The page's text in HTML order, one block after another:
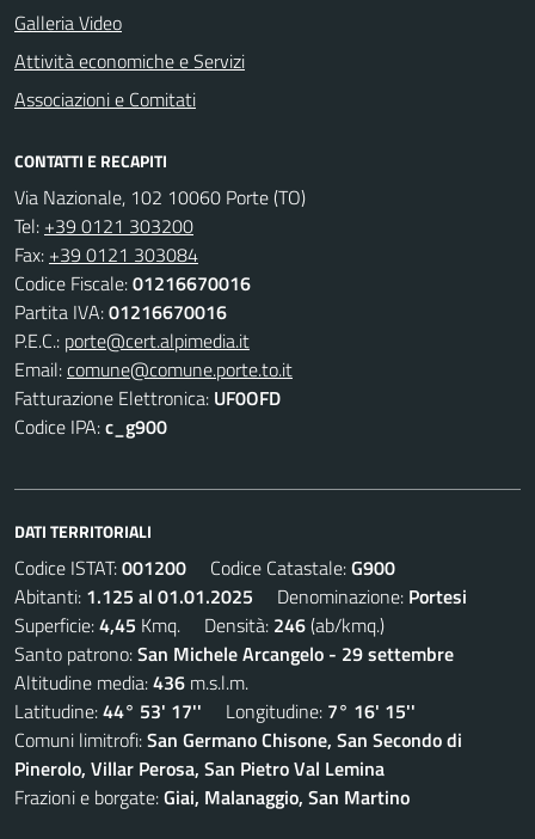
Galleria Video
Attività economiche e Servizi
Associazioni e Comitati
CONTATTI E RECAPITI
Via Nazionale, 102 10060 Porte (TO)
Tel: +39 0121 303200
Fax: +39 0121 303084
Codice Fiscale:01216670016
Partita IVA:01216670016
P.E.C.: porte@cert.alpimedia.it
Email:comune@comune.porte.to.it
Fatturazione Elettronica: UF0OFD
Codice IPA:c_g900
DATI TERRITORIALI
Codice ISTAT:001200 Codice Catastale:G900
Abitanti: 1.125 al 01.01.2025 Denominazione: Portesi
Superficie:4,45 Kmq. Densità: 246(ab/kmq.)
Santo patrono:San Michele Arcangelo - 29 settembre
Altitudine media:436 m.s.l.m.
Latitudine:44° 53' 17'' Longitudine: 7° 16' 15''
Comuni limitrofi:San Germano Chisone, San Secondo di
Pinerolo, Villar Perosa, San Pietro Val Lemina
Frazioni e borgate:Giai, Malanaggio, San Martino